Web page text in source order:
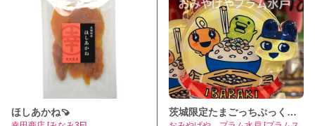
ほしあかね🍠 茨城限定たまごっちぷっくりキーホルダー入荷しました！